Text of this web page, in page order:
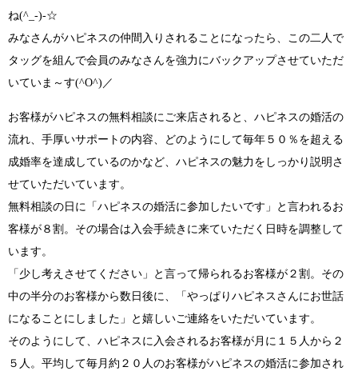
ね(^_-)-☆
みなさんがハピネスの仲間入りされることになったら、この二人で
タッグを組んで会員のみなさんを強力にバックアップさせていただ
いていま～す(^O^)／
お客様がハピネスの無料相談にご来店されると、ハピネスの婚活の
流れ、手厚いサポートの内容、どのようにして毎年５０％を超える
成婚率を達成しているのかなど、 ハピネスの魅力をしっかり説明 さ
せていただいています。
無料相談の日に 「ハピネスの婚活に参加したいです」
と言われるお
客様が８割。その場合は入会手続きに来ていただく日時を調整して
います。
「少し考えさせてください」
と言って帰られるお客様が２割。その
中の半分のお客様から数日後に、
「やっぱりハピネスさんにお世話
になることにしました」
と嬉しいご連絡をいただいています。
そのようにして、ハピネスに入会されるお客様が月に１５人から２
５人。 平均して毎月約２０人のお客様がハピネスの婚活に参加され